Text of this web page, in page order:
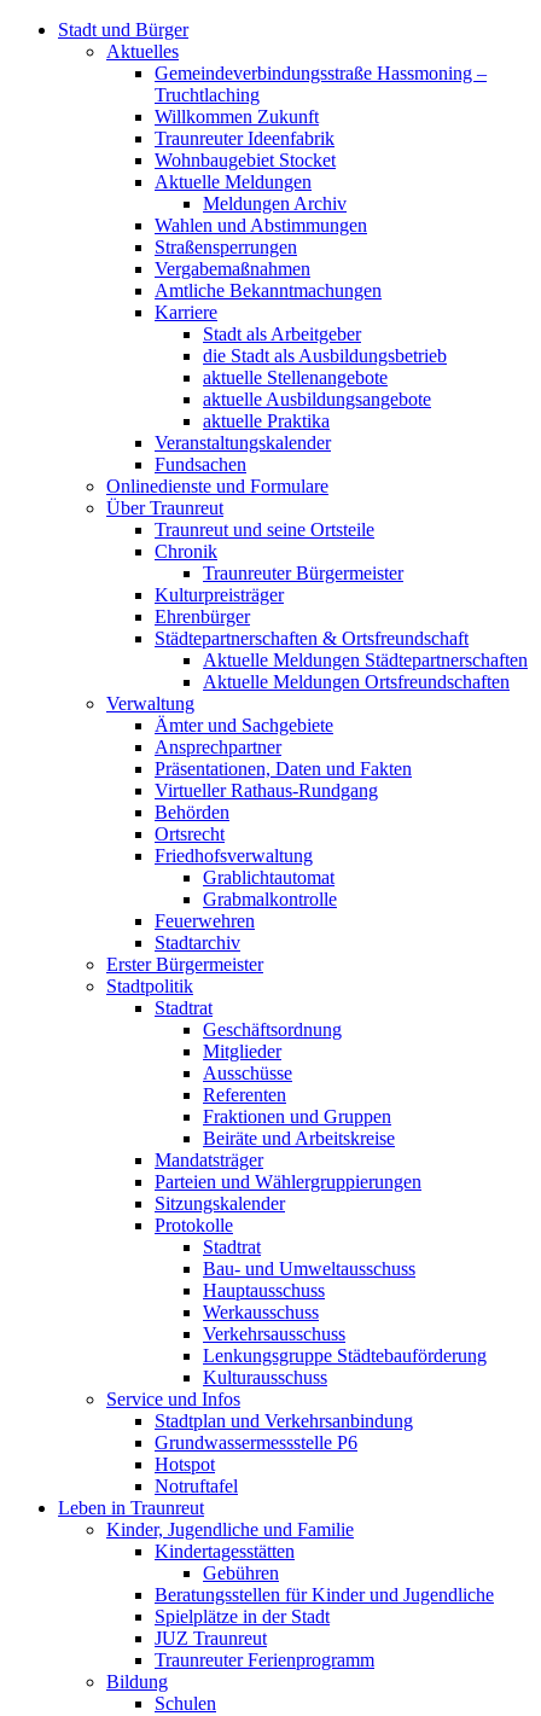
Stadt und Bürger
Aktuelles
Gemeindeverbindungsstraße Hassmoning –
Truchtlaching
Willkommen Zukunft
Traunreuter Ideenfabrik
Wohnbaugebiet Stocket
Aktuelle Meldungen
Meldungen Archiv
Wahlen und Abstimmungen
Straßensperrungen
Vergabemaßnahmen
Amtliche Bekanntmachungen
Karriere
Stadt als Arbeitgeber
die Stadt als Ausbildungsbetrieb
aktuelle Stellenangebote
aktuelle Ausbildungsangebote
aktuelle Praktika
Veranstaltungskalender
Fundsachen
Onlinedienste und Formulare
Über Traunreut
Traunreut und seine Ortsteile
Chronik
Traunreuter Bürgermeister
Kulturpreisträger
Ehrenbürger
Städtepartnerschaften & Ortsfreundschaft
Aktuelle Meldungen Städtepartnerschaften
Aktuelle Meldungen Ortsfreundschaften
Verwaltung
Ämter und Sachgebiete
Ansprechpartner
Präsentationen, Daten und Fakten
Virtueller Rathaus-Rundgang
Behörden
Ortsrecht
Friedhofsverwaltung
Grablichtautomat
Grabmalkontrolle
Feuerwehren
Stadtarchiv
Erster Bürgermeister
Stadtpolitik
Stadtrat
Geschäftsordnung
Mitglieder
Ausschüsse
Referenten
Fraktionen und Gruppen
Beiräte und Arbeitskreise
Mandatsträger
Parteien und Wählergruppierungen
Sitzungskalender
Protokolle
Stadtrat
Bau- und Umweltausschuss
Hauptausschuss
Werkausschuss
Verkehrsausschuss
Lenkungsgruppe Städtebauförderung
Kulturausschuss
Service und Infos
Stadtplan und Verkehrsanbindung
Grundwassermessstelle P6
Hotspot
Notruftafel
Leben in Traunreut
Kinder, Jugendliche und Familie
Kindertagesstätten
Gebühren
Beratungsstellen für Kinder und Jugendliche
Spielplätze in der Stadt
JUZ Traunreut
Traunreuter Ferienprogramm
Bildung
Schulen